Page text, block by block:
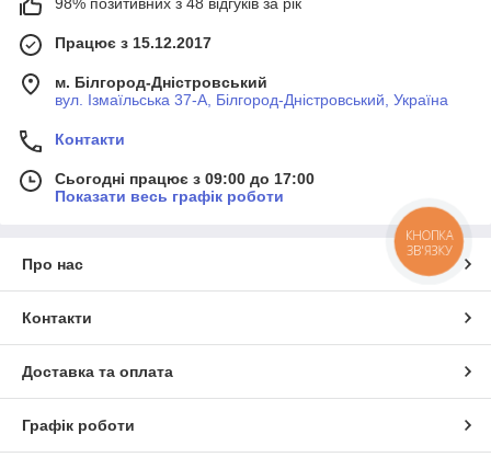
Працює з 15.12.2017
м. Білгород-Дністровський
вул. Ізмаїльська 37-А, Білгород-Дністровський, Україна
Контакти
Сьогодні працює з 09:00 до 17:00
Показати весь графік роботи
Про нас
Контакти
Доставка та оплата
Графік роботи
КНОПКА
ЗВ'ЯЗКУ